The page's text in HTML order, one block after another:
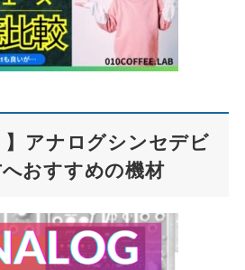
】アナログシンセデビ
おすすめの機材